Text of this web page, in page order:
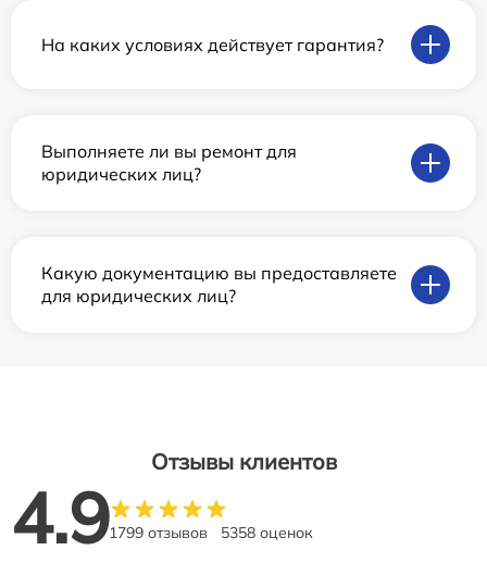
На каких условиях действует гарантия?
Выполняете ли вы ремонт для
юридических лиц?
Какую документацию вы предоставляете
для юридических лиц?
Отзывы клиентов
4.91799 отзывов 5358 оценок